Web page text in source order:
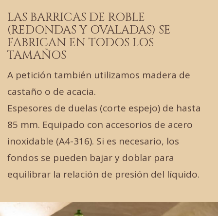
LAS BARRICAS DE ROBLE
(REDONDAS Y OVALADAS) SE
FABRICAN EN TODOS LOS
TAMAÑOS
A petición también utilizamos madera de
castaño o de acacia.
Espesores de duelas (corte espejo) de hasta
85 mm. Equipado con accesorios de acero
inoxidable (A4-316). Si es necesario, los
fondos se pueden bajar y doblar para
equilibrar la relación de presión del líquido.